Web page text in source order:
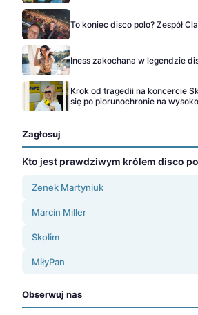
To koniec disco polo? Zespół
Iness zakochana w legendzie
Krok od tragedii na koncercie
się po piorunochronie na
Zagłosuj
Kto jest prawdziwym królem disco
Zenek Martyniuk
Marcin Miller
Skolim
MiłyPan
Obserwuj nas